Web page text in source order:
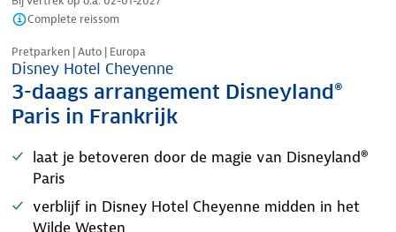
Complete reissom
Pretparken | Auto | Europa
Disney Hotel Cheyenne
3-daags arrangement Disneyland®
Paris in Frankrijk
laat je betoveren door de magie van Disneyland®
Paris
verblijf in Disney Hotel Cheyenne midden in het
Wilde Westen